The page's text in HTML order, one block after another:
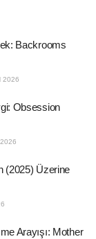
Backrooms
2026
Obsession
(2025) Üzerine
Arayışı: Mother